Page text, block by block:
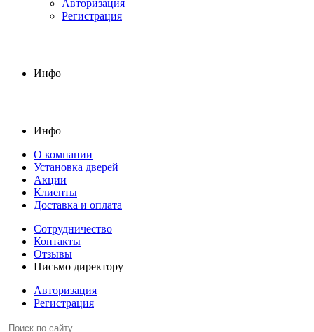
Авторизация
Регистрация
Инфо
Инфо
О компании
Установка дверей
Акции
Клиенты
Доставка и оплата
Сотрудничество
Контакты
Отзывы
Письмо директору
Авторизация
Регистрация